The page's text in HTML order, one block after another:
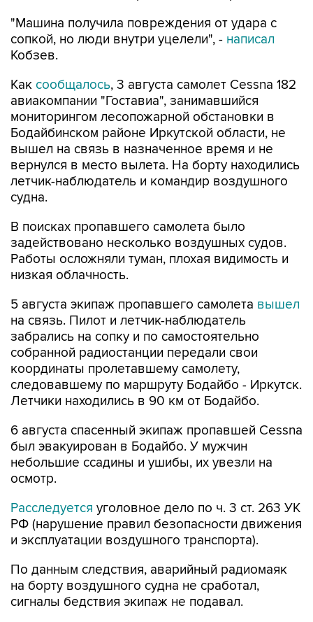
"Машина получила повреждения от удара с
сопкой, но люди внутри уцелели", - написал
Кобзев.
Как сообщалось, 3 августа самолет Cessna 182
авиакомпании "Гоставиа", занимавшийся
мониторингом лесопожарной обстановки в
Бодайбинском районе Иркутской области, не
вышел на связь в назначенное время и не
вернулся в место вылета. На борту находились
летчик-наблюдатель и командир воздушного
судна.
В поисках пропавшего самолета было
задействовано несколько воздушных судов.
Работы осложняли туман, плохая видимость и
низкая облачность.
5 августа экипаж пропавшего самолета вышел
на связь. Пилот и летчик-наблюдатель
забрались на сопку и по самостоятельно
собранной радиостанции передали свои
координаты пролетавшему самолету,
следовавшему по маршруту Бодайбо - Иркутск.
Летчики находились в 90 км от Бодайбо.
6 августа спасенный экипаж пропавшей Cessna
был эвакуирован в Бодайбо. У мужчин
небольшие ссадины и ушибы, их увезли на
осмотр.
Расследуется уголовное дело по ч. 3 ст. 263 УК
РФ (нарушение правил безопасности движения
и эксплуатации воздушного транспорта).
По данным следствия, аварийный радиомаяк
на борту воздушного судна не сработал,
сигналы бедствия экипаж не подавал.